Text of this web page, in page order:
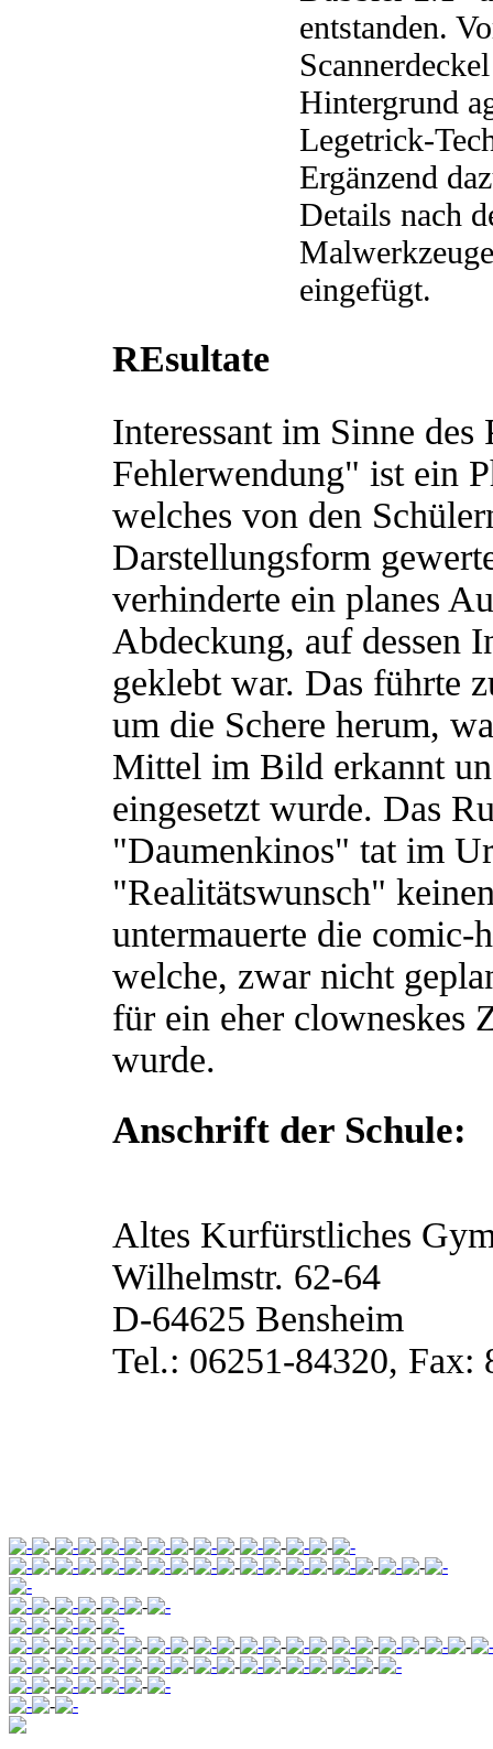
entstanden.
Hintergrund
Legetrick-
Ergänzend
Details nach
eingefügt.
REsultate
Interessant im Sinne
Fehlerwendung" ist ein
welches von den
Darstellungsform
verhinderte ein planes
Abdeckung, auf dessen
geklebt war. Das führte
um die Schere herum,
Mittel im Bild erkannt
eingesetzt wurde. Das
"Daumenkinos" tat im
"Realitätswunsch"
untermauerte die comic-
welche, zwar nicht
für ein eher clowneskes
wurde.
Anschrift der Schule:
Altes Kurfürstliches
Wilhelmstr. 62-64
D-64625 Bensheim
Tel.: 06251-84320, Fax: